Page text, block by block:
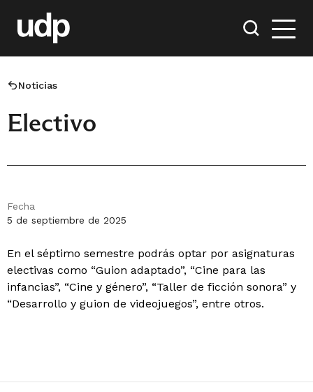
Noticias
Electivo
Fecha
5 de septiembre de 2025
En el séptimo semestre podrás optar por asignaturas
electivas como “Guion adaptado”, “Cine para las
infancias”, “Cine y género”, “Taller de ficción sonora” y
“Desarrollo y guion de videojuegos”, entre otros.